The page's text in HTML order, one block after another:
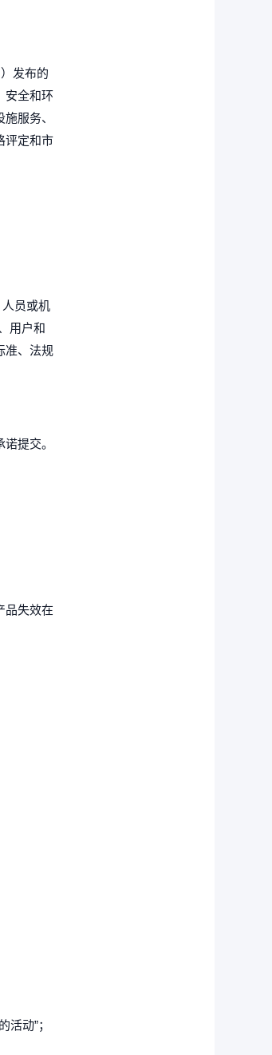
发布的
安全和环
服务、
评定和市
员或机
用户和
准、法规
提交。
品失效在
活动”；